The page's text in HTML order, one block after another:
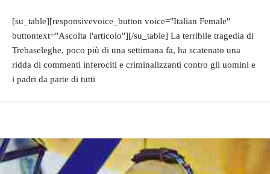
[su_table][responsivevoice_button voice="Italian Female"
buttontext="Ascolta l'articolo"][/su_table] La terribile tragedia di
Trebaseleghe, poco più di una settimana fa, ha scatenato una
ridda di commenti inferociti e criminalizzanti contro gli uomini e
i padri da parte di tutti